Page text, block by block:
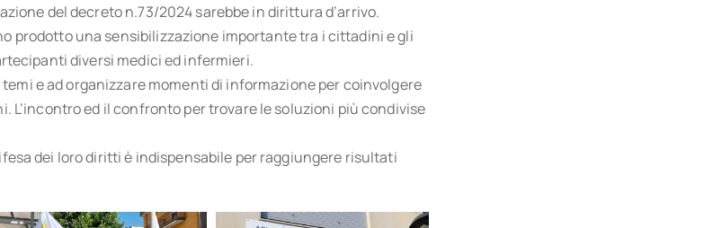
del decreto n.73/2024 sarebbe in dirittura d’arrivo.
prodotto una sensibilizzazione importante tra i cittadini e gli
diversi medici ed infermieri.
e ad organizzare momenti di informazione per coinvolgere
L’incontro ed il confronto per trovare le soluzioni più condivise
dei loro diritti è indispensabile per raggiungere risultati